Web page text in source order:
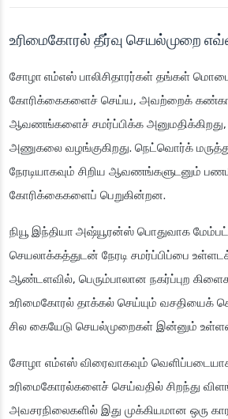
உரிமைகோரல் தீர்வு செயல்முறை
சோழா எம்எஸ் பாலிசிதாரர்கள் தங்கள்
கோரிக்கைகளைச் செய்ய, அவற்றைக்
ஆவணங்களைச் சமர்ப்பிக்க அனுமதிக்கிறது,
அணுகலை வழங்குகிறது. நெட்வொர்க்
நேரடியாகவும் சிறிய ஆவணங்களுடனும்
கோரிக்கைகளைப் பெறுகின்றன.
நியூ இந்தியா அஷ்யூரன்ஸ் பொதுவாக
செயலாக்கத்துடன் நேரடி சமர்ப்பிப்பை
ஆண்டளவில், பெரும்பாலான நகர்ப்புற
உரிமைகோரல் தாக்கல் செய்யும்
சில கையேடு செயல்முறைகள் இன்னும்
சோழா எம்எஸ் விரைவாகவும்
உரிமைகோரல்களைச் செய்வதில் சிறந்து
அவசரநிலைகளில் இது முக்கியமான ஒரு